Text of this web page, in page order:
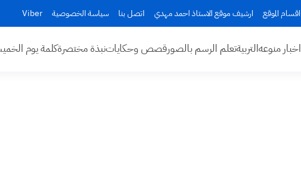
اقسام الموقع ارشيف موقع الاستاذ احمد مهدي اتصل بنا سياسة الخصوصية Viber
اخبار منوعهالتربيةتعلم الرسم بالصورقصص وحكاياتنبذة مختصرةكلمة يوم